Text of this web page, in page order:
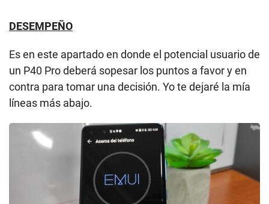
DESEMPEÑO
Es en este apartado en donde el potencial usuario de
un P40 Pro deberá sopesar los puntos a favor y en
contra para tomar una decisión. Yo te dejaré la mía
líneas más abajo.